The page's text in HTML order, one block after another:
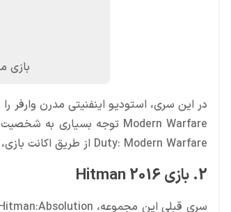
بازی مدرن وارفر 1
Duty: Modern Warfare از طریق اکانت بازی، می‌توانید تجربه‌ی بازی این سری از کال آف دیوتی را داشته باشید.
2. بازی Hitman 2016